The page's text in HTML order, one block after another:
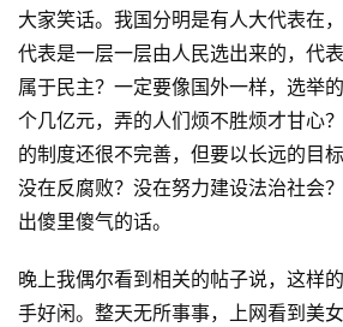
栏
行
业
动
态
碎
念
大家笑话。我国分明是有人大代表在
代表是一层一层由人民选出来的，代
属于民主？一定要像国外一样，选举
个几亿元，弄的人们烦不胜烦才甘心
的制度还很不完善，但要以长远的目
没在反腐败？没在努力建设法治社会
出傻里傻气的话。
晚上我偶尔看到相关的帖子说，这样
手好闲。整天无所事事，上网看到美